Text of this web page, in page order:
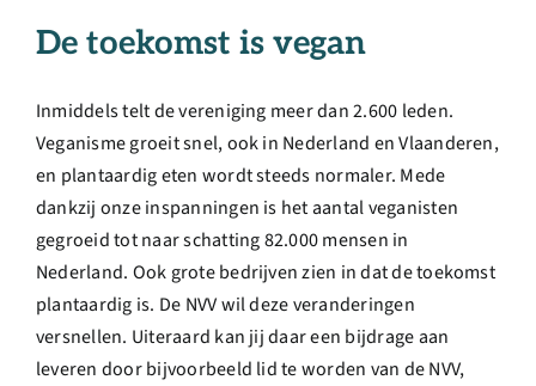
De toekomst is vegan
Inmiddels telt de vereniging meer dan 2.600 leden.
Veganisme groeit snel, ook in Nederland en Vlaanderen,
en plantaardig eten wordt steeds normaler. Mede
dankzij onze inspanningen is het aantal veganisten
gegroeid tot naar schatting 82.000 mensen in
Nederland. Ook grote bedrijven zien in dat de toekomst
plantaardig is. De NVV wil deze veranderingen
versnellen. Uiteraard kan jij daar een bijdrage aan
leveren door bijvoorbeeld lid te worden van de NVV,